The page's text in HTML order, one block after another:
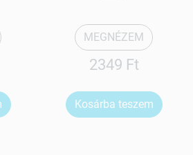
MEGNÉZEM
2349 Ft
Kosárba teszem